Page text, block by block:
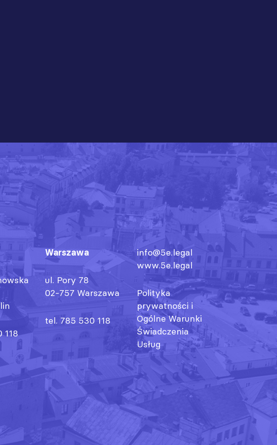
118
Warszawa
ul. Pory 78
02-757 Warszawa
tel. 785 530 118
info@5e.legal
www.5e.legal
Polityka
prywatności i
Ogólne Warunki
Świadczenia
Usług